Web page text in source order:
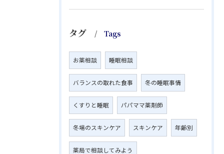
タグ Tags
お薬相談 睡眠相談
バランスの取れた食事 冬の睡眠事情
くすりと睡眠 パパママ薬剤師
冬場のスキンケア スキンケア 年齢別
薬局で相談してみよう